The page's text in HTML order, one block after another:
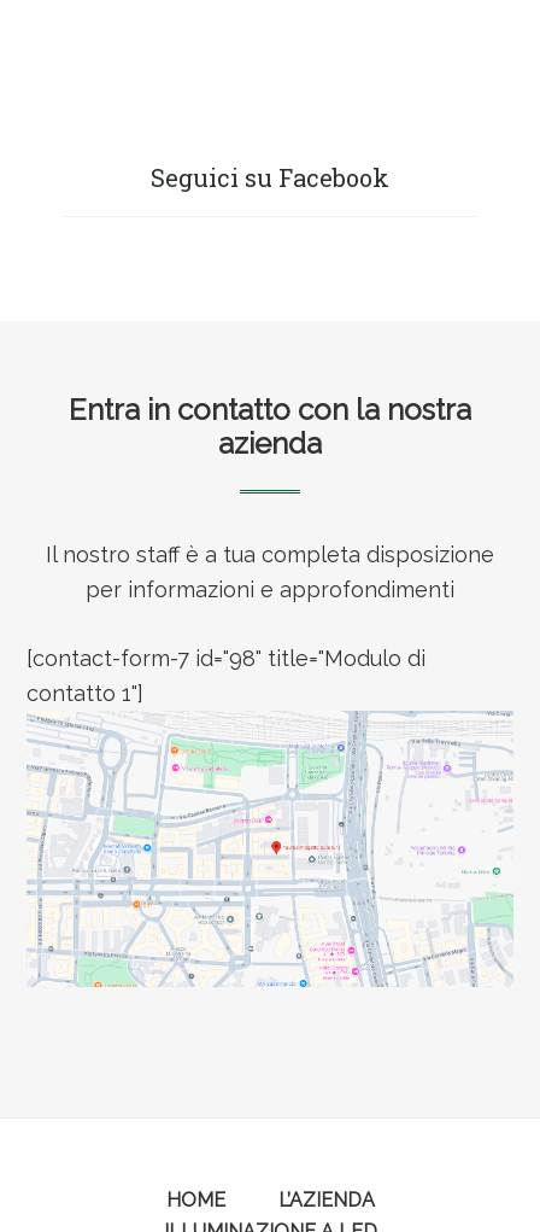
Seguici su Facebook
FooterEntra in contatto con la nostra
azienda
Il nostro staff è a tua completa disposizione
per informazioni e approfondimenti
[contact-form-7 id="98" title="Modulo di
contatto 1"]
HOME
L’AZIENDA